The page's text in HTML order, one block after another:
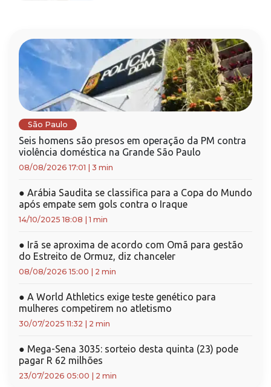
São Paulo
Seis homens são presos em operação da PM contra
violência doméstica na Grande São Paulo
08/08/2026 17:01 3 min
● Arábia Saudita se classifica para a Copa do Mundo
após empate sem gols contra o Iraque
14/10/2025 18:08 |1 min
● Irã se aproxima de acordo com Omã para gestão
do Estreito de Ormuz, diz chanceler
08/08/2026 15:00 2 min
● A World Athletics exige teste genético para
mulheres competirem no atletismo
30/07/2025 11:32 2 min
● Mega-Sena 3035: sorteio desta quinta (23) pode
pagar R 62 milhões
23/07/2026 05:00 2 min